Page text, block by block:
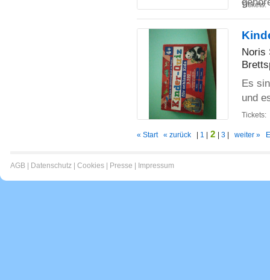
Tickets:
Noris
Es
und
Tickets:
« Start « zurück 1 2 3 weiter »
AGB Datenschutz Cookies Presse Impressum